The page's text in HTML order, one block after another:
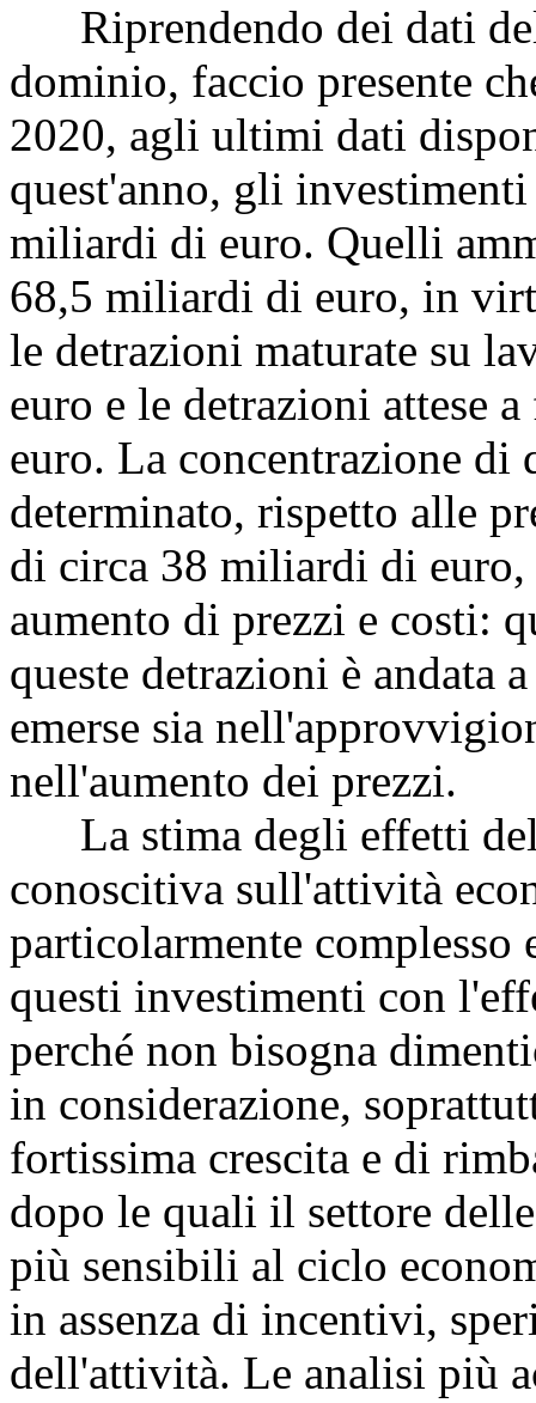
Riprendendo dei dati
dominio, faccio presente
2020, agli ultimi dati
quest'anno, gli
miliardi di euro. Quelli
68,5 miliardi di euro, in
le detrazioni maturate su
euro e le detrazioni attese
euro. La concentrazione di
determinato, rispetto alle
di circa 38 miliardi di euro,
aumento di prezzi e costi:
queste detrazioni è andata
emerse sia
nell'aumento dei prezzi.
La stima degli effetti
conoscitiva sull'attività
particolarmente
questi investimenti con
perché non bisogna
in considerazione,
fortissima crescita e di
dopo le quali il settore
più sensibili al ciclo
in assenza di incentivi,
dell'attività. Le analisi più